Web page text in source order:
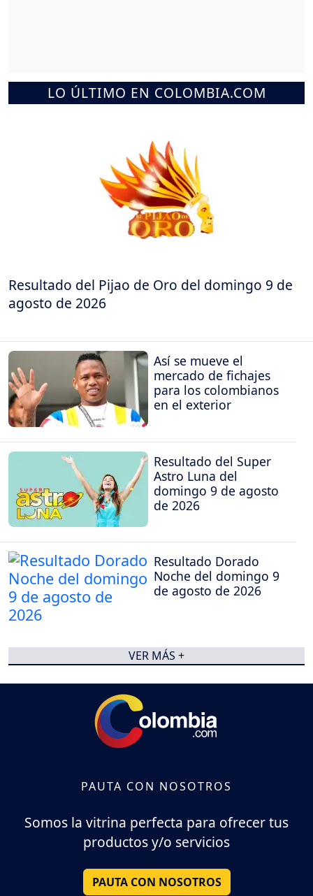
LO ÚLTIMO EN COLOMBIA.COM
Resultado del Pijao de Oro del domingo 9 de
agosto de 2026
Así se mueve el
mercado de fichajes
para los colombianos
en el exterior
Resultado del Super
Astro Luna del
domingo 9 de agosto
de 2026
Resultado Dorado
Noche del domingo 9
de agosto de 2026
VER MÁS +
PAUTA CON NOSOTROS
Somos la vitrina perfecta para ofrecer tus
productos y/o servicios
PAUTA CON NOSOTROS